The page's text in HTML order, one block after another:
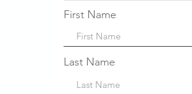
First Name
Last Name